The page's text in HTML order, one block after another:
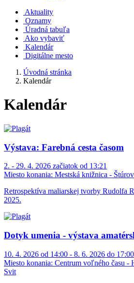
Aktuality
Oznamy
Úradná tabuľa
Ako vybaviť
Kalendár
Digitálne mesto
Úvodná stránka
Kalendár
Kalendár
Výstava: Farebná cesta časom
2. - 29. 4. 2026 začiatok od 13:21
Miesto konania: Mestská knižnica -
Retrospektíva maliarskej tvorby Rudolfa
2025.
Dotyk umenia - výstava
10. 4. 2026 od 14:00 - 8. 6. 2026 do 17:00
Miesto konania: Centrum voľného času -
Svit